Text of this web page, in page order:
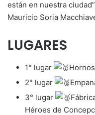
están en nuestra
Mauricio Soria
LUGARES
1° lugar
2° lugar
3° lugar
Héroes de